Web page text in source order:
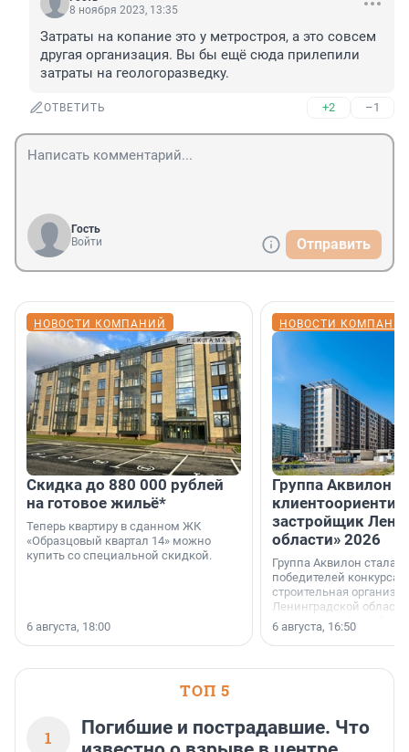
8 ноября 2023, 13:35
Затраты на копание это у метростроя, а это совсем
другая организация. Вы бы ещё сюда прилепили
затраты на геологоразведку.
ОТВЕТИТЬ +2 –1
Гость
Войти
Отправить
НОВОСТИ КОМПАНИЙ
Скидка до 880 000 рублей
на готовое жильё*
Теперь квартиру в сданном ЖК
«Образцовый квартал 14» можно
купить со специальной скидкой.
6 августа, 18:00
НОВОСТИ
Группа Аквилон
застройщик
области» 2026
Группа Аквилон стала
победителей конкурса
строительная
Ленинградской области
номинации «Самый
застройщик
области».
6 августа, 16:50
ТОП 5
1
Погибшие и пострадавшие. Что